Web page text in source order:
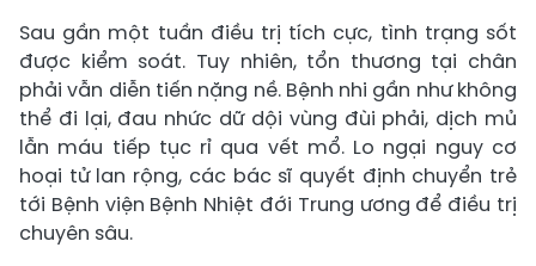
Sau gần một tuần điều trị tích cực, tình trạng sốt
được kiểm soát. Tuy nhiên, tổn thương tại chân
phải vẫn diễn tiến nặng nề. Bệnh nhi gần như không
thể đi lại, đau nhức dữ dội vùng đùi phải, dịch mủ
lẫn máu tiếp tục rỉ qua vết mổ. Lo ngại nguy cơ
hoại tử lan rộng, các bác sĩ quyết định chuyển trẻ
tới Bệnh viện Bệnh Nhiệt đới Trung ương để điều trị
chuyên sâu.